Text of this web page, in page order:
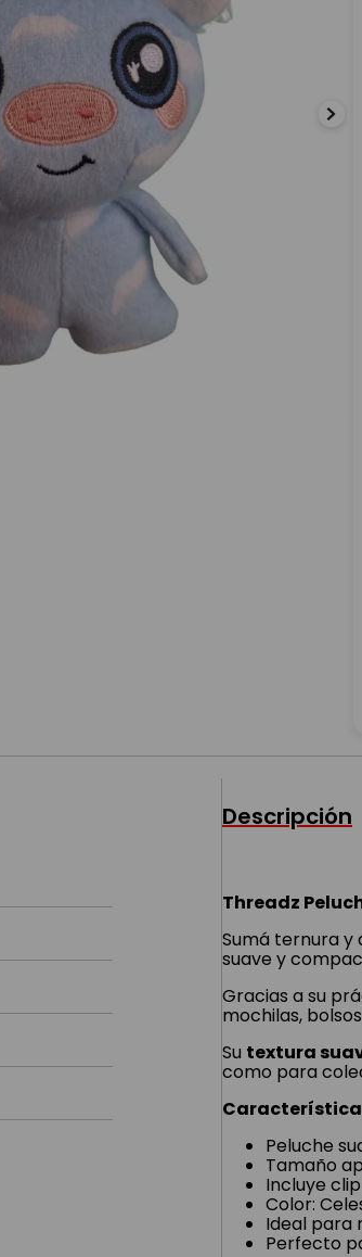
Descripción
Threadz
Sumá ternura y
suave y
Gracias a su
mochilas,
Su textura
como para
Peluche
Tamaño
Incluye
Color:
Ideal para
Perfecto